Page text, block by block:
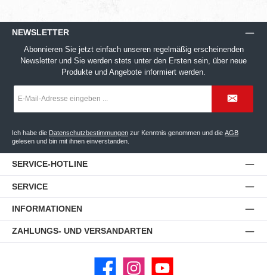
NEWSLETTER
Abonnieren Sie jetzt einfach unseren regelmäßig erscheinenden
Newsletter und Sie werden stets unter den Ersten sein, über neue
Produkte und Angebote informiert werden.
Mail-
*
Ich habe die Datenschutzbestimmungen zur Kenntnis genommen und die AGB
gelesen und bin mit ihnen einverstanden.
SERVICE-HOTLINE
SERVICE
INFORMATIONEN
ZAHLUNGS- UND VERSANDARTEN
Facebook Instagram YouTube